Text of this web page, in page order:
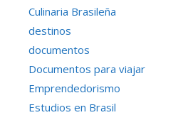
Culinaria Brasileña
destinos
documentos
Documentos para viajar
Emprendedorismo
Estudios en Brasil